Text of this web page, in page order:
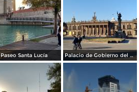
Paseo Santa Lucía Palacio de Gobierno del Estado